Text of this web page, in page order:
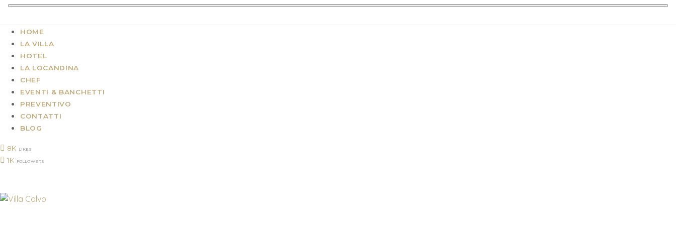
HOME
LA VILLA
HOTEL
LA LOCANDINA
CHEF
EVENTI & BANCHETTI
PREVENTIVO
CONTATTI
BLOG
8K LIKES
1K FOLLOWERS